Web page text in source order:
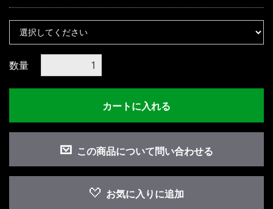
数量
カートに入れる
この商品について問い合わせる
お気に入りに追加